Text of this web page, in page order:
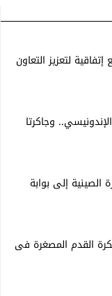
لتعزيز التعاون
وجاكرتا
إلى بوابة
القدم المصغرة فى